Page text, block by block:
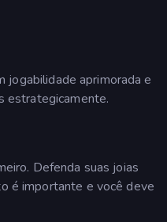
jogabilidade aprimorada e
estrategicamente.
Defenda suas joias
é importante e você deve